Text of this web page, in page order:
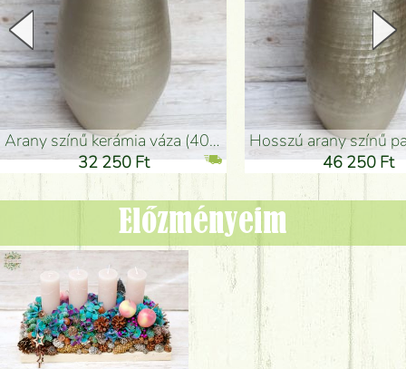
arany színű kerámia váza (40x26cm)
32 250 Ft
hosszú arany színű
46 250 Ft
Előzményeim